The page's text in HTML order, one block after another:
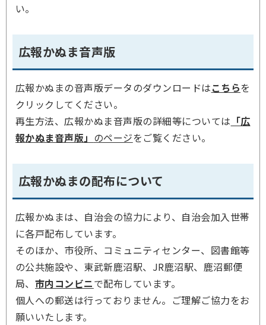
い。
広報かぬま音声版
広報かぬまの音声版データのダウンロードはこちらを
クリックしてください。
再生方法、広報かぬま音声版の詳細等については 「広
報かぬま音声版」 のページをご覧ください。
広報かぬまの配布について
広報かぬまは、自治会の協力により、自治会加入世帯
に各戸配布しています。
そのほか、市役所、コミュニティセンター、図書館等
の公共施設や、東武新鹿沼駅、JR鹿沼駅、鹿沼郵便
局、 市内コンビニで配布しています。
個人への郵送は行っておりません。ご理解ご協力をお
願いいたします。